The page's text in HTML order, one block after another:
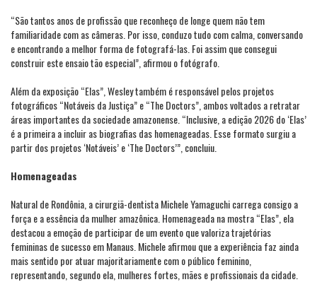
“São tantos anos de profissão que reconheço de longe quem não tem
familiaridade com as câmeras. Por isso, conduzo tudo com calma, conversando
e encontrando a melhor forma de fotografá-las. Foi assim que consegui
construir este ensaio tão especial”, afirmou o fotógrafo.
Além da exposição “Elas”, Wesley também é responsável pelos projetos
fotográficos “Notáveis da Justiça” e “The Doctors”, ambos voltados a retratar
áreas importantes da sociedade amazonense. “Inclusive, a edição 2026 do ‘Elas’
é a primeira a incluir as biografias das homenageadas. Esse formato surgiu a
partir dos projetos ‘Notáveis’ e ‘The Doctors’”, concluiu.
Homenageadas
Natural de Rondônia, a cirurgiã-dentista Michele Yamaguchi carrega consigo a
força e a essência da mulher amazônica. Homenageada na mostra “Elas”, ela
destacou a emoção de participar de um evento que valoriza trajetórias
femininas de sucesso em Manaus. Michele afirmou que a experiência faz ainda
mais sentido por atuar majoritariamente com o público feminino,
representando, segundo ela, mulheres fortes, mães e profissionais da cidade.